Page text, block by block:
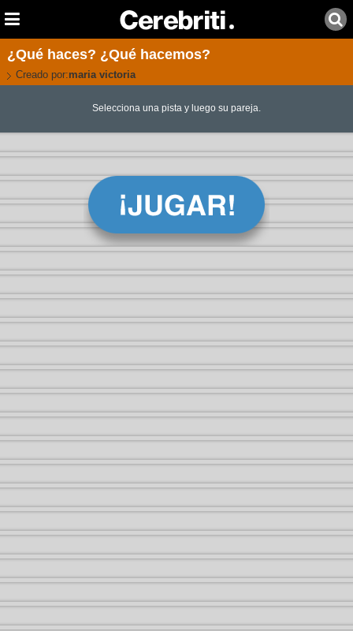
¿Qué haces? ¿Qué hacemos?
Creado por:maria victoria
Selecciona una pista y luego su pareja.